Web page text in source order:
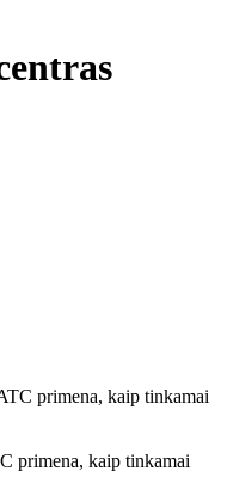
primena, kaip tinkamai